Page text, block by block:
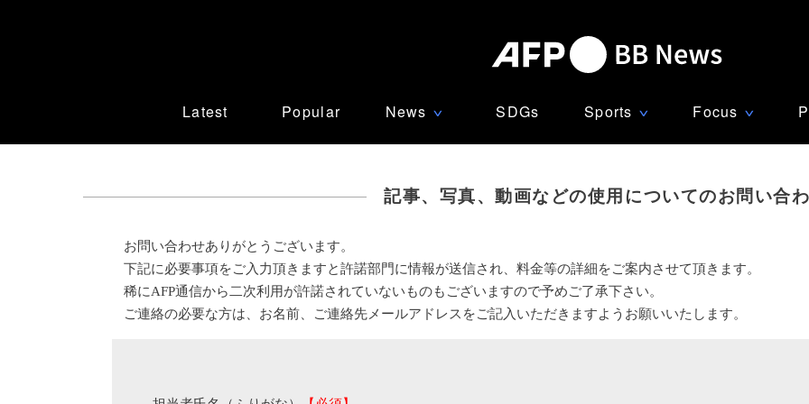
Latest Popular News ∨ SDGs Sports ∨ Focus ∨
記事、写真、動画などの使用についてのお問い合
お問い合わせありがとうございます。
下記に必要事項をご入力頂きますと許諾部門に情報が送信され、料金等の詳細をご案内させて頂きます。
稀にAFP通信から二次利用が許諾されていないものもございますので予めご了承下さい。
ご連絡の必要な方は、お名前、ご連絡先メールアドレスをご記入いただきますようお願いいたします。